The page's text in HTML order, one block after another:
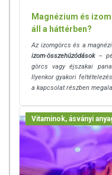
Magnézium és
áll a háttérben?
Az izomgörcs és a
izom-összehúzódások –
görcs vagy éjszakai
Ilyenkor gyakori
a kapcsolat részben
Vitaminok, ásványi